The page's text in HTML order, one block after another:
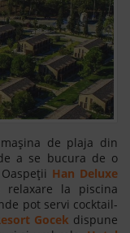
de plaja din
a se bucura de o
Han Deluxe
la piscina
pot servi cocktail-
Gocek dispune